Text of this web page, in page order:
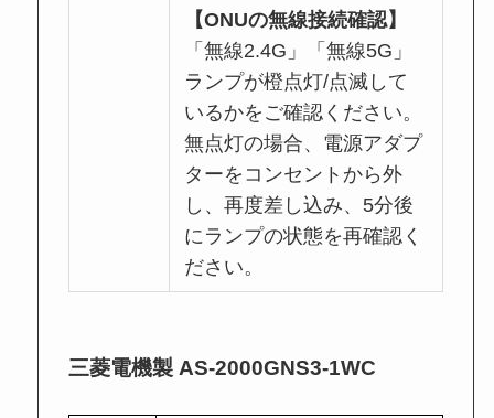
【ONUの無線接続確認】
「無線2.4G」「無線5G」
ランプが橙点灯/点滅して
いるかをご確認ください。
無点灯の場合、電源アダプ
ターをコンセントから外
し、再度差し込み、5分後
にランプの状態を再確認く
ださい。
三菱電機製 AS-2000GNS3-1WC